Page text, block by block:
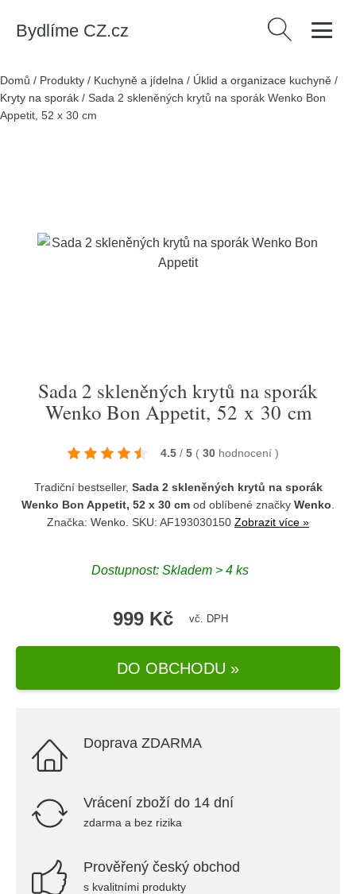
Bydlíme CZ.cz Vyhledávání
Domů / Produkty / Kuchyně a jídelna / Úklid a organizace kuchyně /
Kryty na sporák / Sada 2 skleněných krytů na sporák Wenko Bon
Appetit, 52 x 30 cm
Sada 2 skleněných krytů na sporák
Wenko Bon Appetit, 52 x 30 cm
4.5 / 5 ( 30 hodnocení )
Tradiční bestseller, Sada 2 skleněných krytů na sporák
Wenko Bon Appetit, 52 x 30 cm od oblíbené značky Wenko
Značka: Wenko . SKU: AF193030150 Zobrazit více »
Dostupnost: Skladem > 4 ks
999 Kč vč. DPH
DO OBCHODU »
Doprava ZDARMA
Vrácení zboží do 14 dní
zdarma a bez rizika
Prověřený český obchod
s kvalitními produkty